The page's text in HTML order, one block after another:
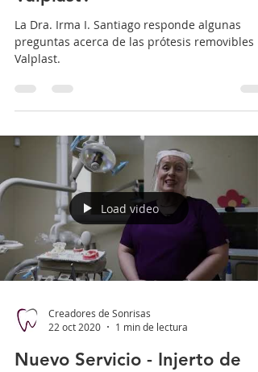
La Dra. Irma I. Santiago responde algunas
preguntas acerca de las prótesis removibles
Valplast.
Load video
Creadores de Sonrisas
22 oct 2020
1 min de lectura
Nuevo Servicio - Injerto de